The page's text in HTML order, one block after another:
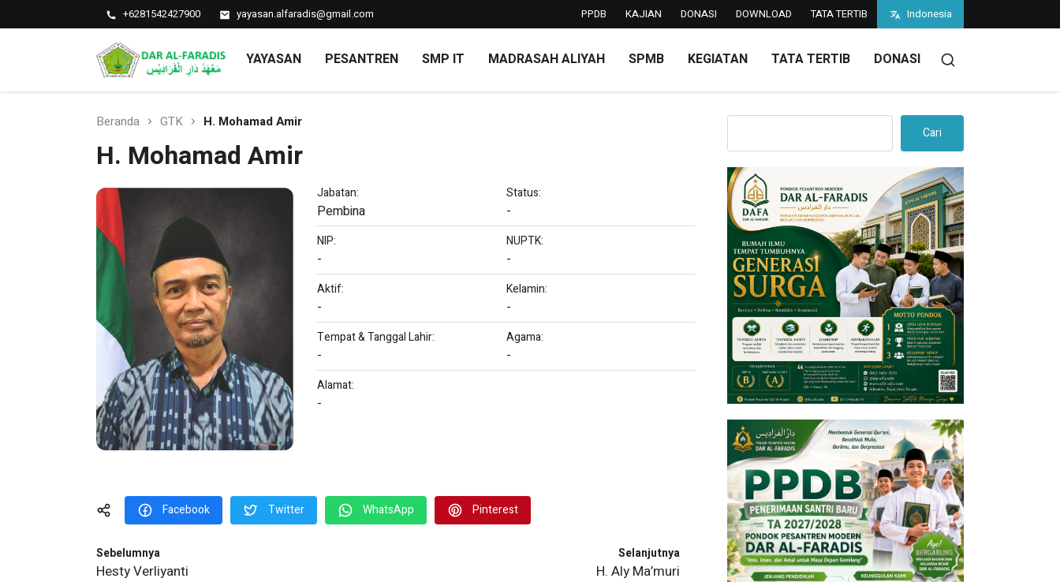
+6281542427900 yayasan.alfaradis@gmail.com PPDB KAJIAN DONASI DOWNLOAD TATA TERTIB Indonesia
Pondok
Pesantren Dar
SMP dan MA YAYASAN PESANTREN SMP IT MADRASAH ALIYAH SPMB KEGIATAN TATA TERTIB DONASI
Beranda GTK H. Mohamad Amir
H. Mohamad Amir
Jabatan:
Pembina
Status:
-
NIP:
-
NUPTK:
-
Aktif:
-
Kelamin:
-
Tempat & Tanggal Lahir:
-
Agama:
-
Alamat:
-
Facebook Twitter WhatsApp Pinterest
Sebelumnya
Hesty Verliyanti
Selanjutnya
H. Aly Ma’muri
Cari